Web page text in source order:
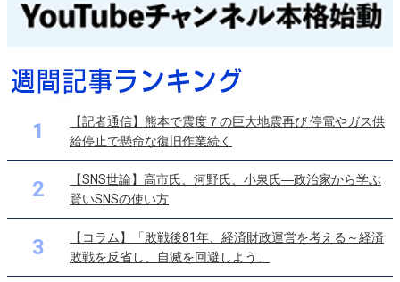
1
【記者通信】熊本で震度７の巨大地震再び 停電やガス供
給停止で懸命な復旧作業続く
2
【SNS世論】高市氏、河野氏、小泉氏―政治家から学ぶ
賢いSNSの使い方
3
【コラム】「敗戦後81年、経済財政運営を考える～経済
敗戦を反省し、自滅を回避しよう」